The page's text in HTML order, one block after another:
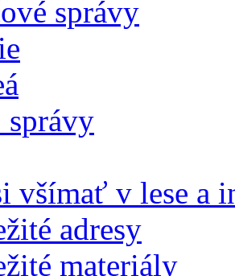
správy
správy
všímať v lese a
adresy
materiály